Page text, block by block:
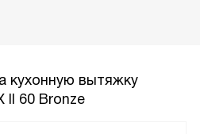
кухонную вытяжку
II 60 Bronze